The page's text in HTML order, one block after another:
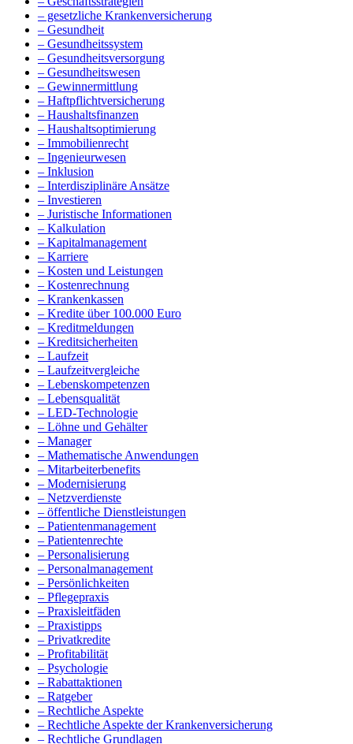
– gesetzliche Krankenversicherung
– Gesundheit
– Gesundheitssystem
– Gesundheitsversorgung
– Gesundheitswesen
– Gewinnermittlung
– Haftpflichtversicherung
– Haushaltsfinanzen
– Haushaltsoptimierung
– Immobilienrecht
– Ingenieurwesen
– Inklusion
– Interdisziplinäre Ansätze
– Investieren
– Juristische Informationen
– Kalkulation
– Kapitalmanagement
– Karriere
– Kosten und Leistungen
– Kostenrechnung
– Krankenkassen
– Kredite über 100.000 Euro
– Kreditmeldungen
– Kreditsicherheiten
– Laufzeit
– Laufzeitvergleiche
– Lebenskompetenzen
– Lebensqualität
– LED-Technologie
– Löhne und Gehälter
– Manager
– Mathematische Anwendungen
– Mitarbeiterbenefits
– Modernisierung
– Netzverdienste
– öffentliche Dienstleistungen
– Patientenmanagement
– Patientenrechte
– Personalisierung
– Personalmanagement
– Persönlichkeiten
– Pflegepraxis
– Praxisleitfäden
– Praxistipps
– Privatkredite
– Profitabilität
– Psychologie
– Rabattaktionen
– Ratgeber
– Rechtliche Aspekte
– Rechtliche Aspekte der Krankenversicherung
– Rechtliche Grundlagen